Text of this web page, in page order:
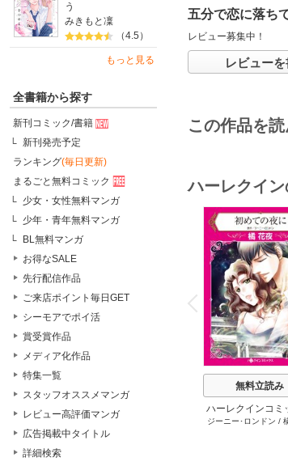
う
みきもと凜
（4.5）
もっと見る
全書籍から探す
新刊コミック/書籍
新刊発売予定
ランキング(毎日更新)
まるごと無料コミック
少女・女性無料マンガ
少年・青年無料マンガ
BL無料マンガ
お得なSALE
先行配信作品
ご来店ポイント毎日GET
シーモアでポイ活
賞受賞作品
メディア化作品
特集一覧
スタッフオススメマンガ
レビュー高評価マンガ
広告掲載中タイトル
詳細検索
五分で恋に落ち
レビュー募集中！
レビューを
この作品を
ハーレクイン
P
r
e
i
o
u
s
無料立読み
ハーレクインコミ
セット 2026年
ジーニー･ロンドン /